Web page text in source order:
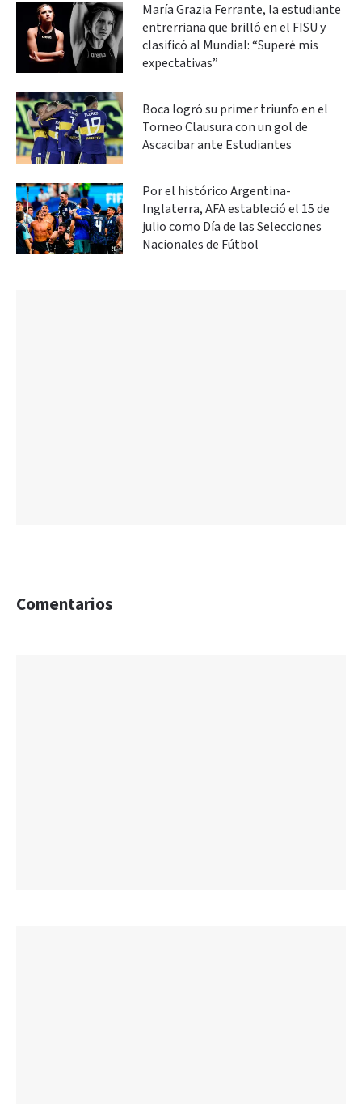
María Grazia Ferrante, la estudiante
entrerriana que brilló en el FISU y
clasificó al Mundial: “Superé mis
expectativas”
Boca logró su primer triunfo en el
Torneo Clausura con un gol de
Ascacibar ante Estudiantes
Por el histórico Argentina-
Inglaterra, AFA estableció el 15 de
julio como Día de las Selecciones
Nacionales de Fútbol
Comentarios